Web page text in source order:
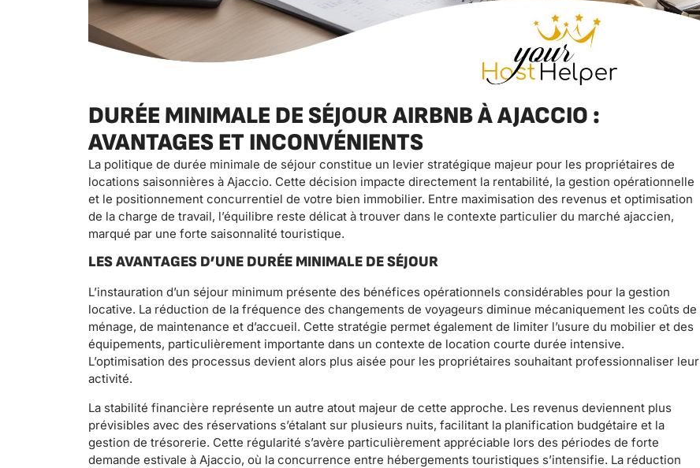
DURÉE MINIMALE DE SÉJOUR AIRBNB À AJACCIO :
AVANTAGES ET INCONVÉNIENTS
La politique de durée minimale de séjour constitue un levier stratégique majeur pour les propriétaires de
locations saisonnières à Ajaccio. Cette décision impacte directement la rentabilité, la gestion opérationnelle
et le positionnement concurrentiel de votre bien immobilier. Entre maximisation des revenus et optimisation
de la charge de travail, l’équilibre reste délicat à trouver dans le contexte particulier du marché ajaccien,
marqué par une forte saisonnalité touristique.
LES AVANTAGES D’UNE DURÉE MINIMALE DE SÉJOUR
L’instauration d’un séjour minimum présente des bénéfices opérationnels considérables pour la gestion
locative. La réduction de la fréquence des changements de voyageurs diminue mécaniquement les coûts de
ménage, de maintenance et d’accueil. Cette stratégie permet également de limiter l’usure du mobilier et des
équipements, particulièrement importante dans un contexte de location courte durée intensive.
L’optimisation des processus devient alors plus aisée pour les propriétaires souhaitant professionnaliser leur
activité.
La stabilité financière représente un autre atout majeur de cette approche. Les revenus deviennent plus
prévisibles avec des réservations s’étalant sur plusieurs nuits, facilitant la planification budgétaire et la
gestion de trésorerie. Cette régularité s’avère particulièrement appréciable lors des périodes de forte
demande estivale à Ajaccio, où la concurrence entre hébergements touristiques s’intensifie. La réduction